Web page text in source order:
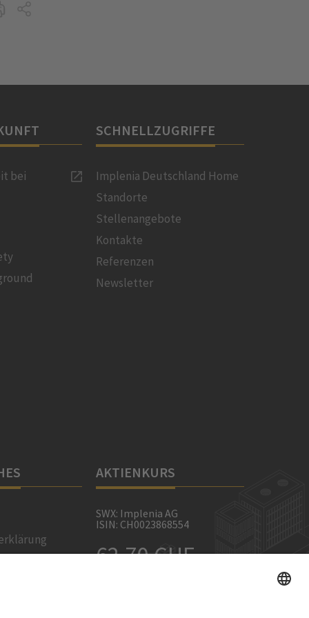
bei
SCHNELLZUGRIFFE
Implenia Deutschland Home
Standorte
Stellenangebote
Kontakte
Referenzen
Newsletter
AKTIENKURS
SWX: Implenia AG
ISIN: CH0023868554
62,70 CHF